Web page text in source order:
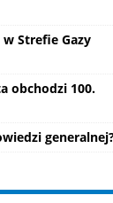
Strefie Gazy
obchodzi 100.